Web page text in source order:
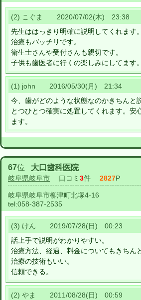
(2) こぐま 2020/07/02(木) 23:38
先生ははっきり明確に説明してくれます。
治療もバッチリです。
衛生士さんや受付さんも親切です。
子供も歯医者に行くの楽しみにしてます。
(1) john 2016/05/30(月) 21:34
今、歯がどのような状態なのかきちんと
とつひとつ確実に処置してくれます。安
ます。
67位 大口歯科医院
岐阜県岐阜市 口コミ 3件 2827P
岐阜県岐阜市柳津町北塚4-16
tel:058-387-2535
(3) けん 2019/07/28(日) 00:23
話上手で説明がわかりやすい。
治療方法、経過、料金についてもきちん
治療の技術もいい。
信頼できる。
(2) やま 2011/08/28(日) 00:59